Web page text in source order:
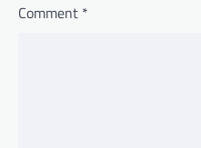
Comment *